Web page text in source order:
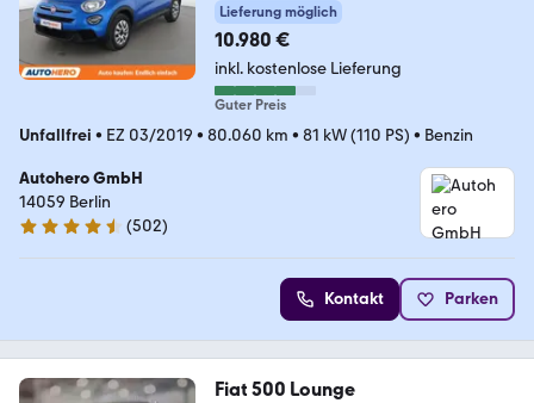
UETOOTH
Lieferung möglich
10.980 €
inkl. kostenlose Lieferung
Guter Preis
Unfallfrei • EZ 03/2019 • 80.060 km • 81 kW (110 PS) • Benzin
Autohero GmbH
14059 Berlin
4.5 Sterne
(502)
Kontakt Parken
Fiat 500 Lounge